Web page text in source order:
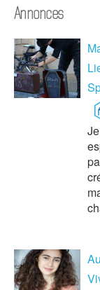
Annonces